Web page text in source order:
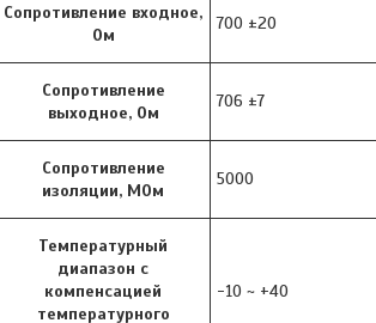
Сопротивление входное,
Ом
700 ±20
Сопротивление
выходное, Ом
706 ±7
Сопротивление
изоляции, МОм
5000
Температурный
диапазон с
компенсацией
температурного
-10 ~ +40